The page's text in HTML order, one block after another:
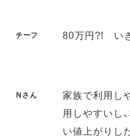
チーフ 80万円?! い
Nさん
家族で利用し
用しやすいし
い値上がりし